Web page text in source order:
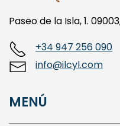
Paseo de la Isla, 1.
+34 947 256 090
MENÚ